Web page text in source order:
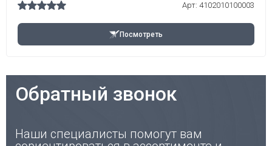
Арт: 4102010100003
Посмотреть
Обратный звонок
Наши специалисты помогут вам